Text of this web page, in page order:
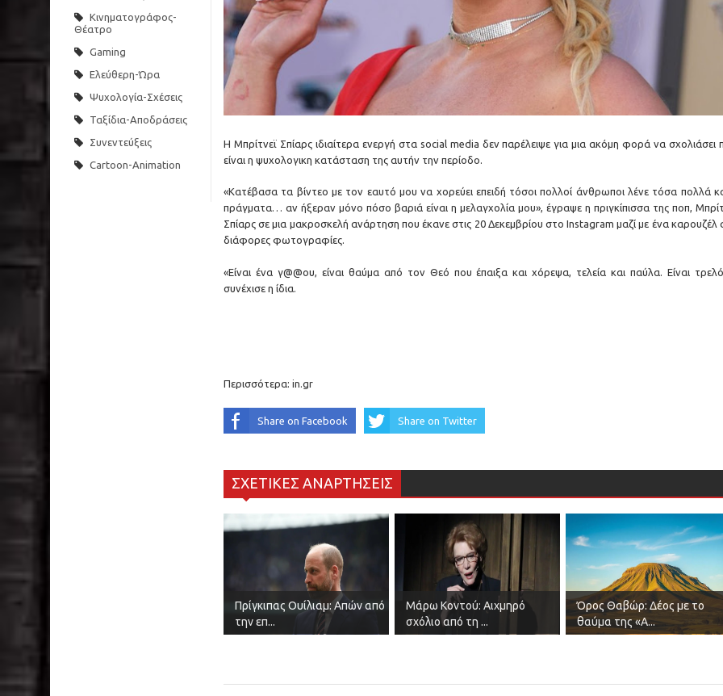
Κινηματογράφος-
Θέατρο
Gaming
Ελεύθερη-Ώρα
Ψυχολογία-Σχέσεις
Ταξίδια-Αποδράσεις
Συνεντεύξεις
Cartoon-Animation
Η Μπρίτνεϊ Σπίαρς ιδιαίτερα ενεργή στα social media δεν παρέλειψε για μια ακόμη φορά να σχολιάσει
είναι η ψυχολογικη κατάσταση της αυτήν την περίοδο.
«Κατέβασα τα βίντεο με τον εαυτό μου να χορεύει επειδή τόσοι πολλοί άνθρωποι λένε τόσα πολλά
πράγματα… αν ήξεραν μόνο πόσο βαριά είναι η μελαγχολία μου», έγραψε η πριγκίπισσα της ποπ,
Σπίαρς σε μια μακροσκελή ανάρτηση που έκανε στις 20 Δεκεμβρίου στο Instagram μαζί με ένα καρουζέλ
διάφορες φωτογραφίες.
«Είναι ένα γ@@ου, είναι θαύμα από τον Θεό που έπαιξα και χόρεψα, τελεία και παύλα. Είναι
συνέχισε η ίδια.
Περισσότερα: in.gr
Share on Facebook Share on Twitter
ΣΧΕΤΙΚΕΣ ΑΝΑΡΤΗΣΕΙΣ
Πρίγκιπας Ουίλιαμ: Απών από
την επ...
Μάρω Κοντού: Αιχμηρό
σχόλιο από τη ...
Όρος Θαβώρ: Δέος με το
θαύμα της «Α...